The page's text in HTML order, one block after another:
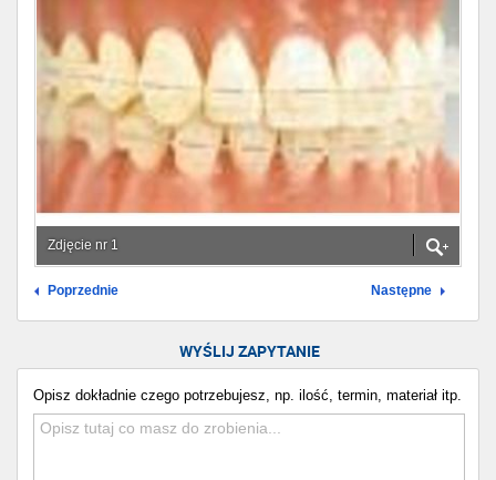
Zdjęcie nr 1
Poprzednie Następne
WYŚLIJ ZAPYTANIE
Opisz dokładnie czego potrzebujesz, np. ilość, termin, materiał itp.